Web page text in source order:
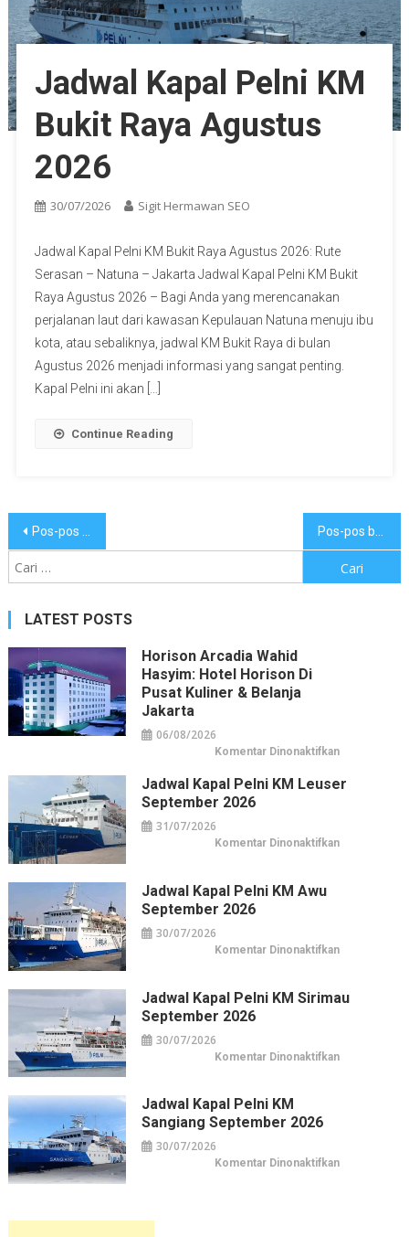
Jadwal Kapal Pelni KM
Bukit Raya Agustus
2026
30/07/2026 Sigit Hermawan SEO
Jadwal Kapal Pelni KM Bukit Raya Agustus 2026: Rute
Serasan – Natuna – Jakarta Jadwal Kapal Pelni KM Bukit
Raya Agustus 2026 – Bagi Anda yang merencanakan
perjalanan laut dari kawasan Kepulauan Natuna menuju ibu
kota, atau sebaliknya, jadwal KM Bukit Raya di bulan
Agustus 2026 menjadi informasi yang sangat penting.
Kapal Pelni ini akan […]
Continue Reading
Navigasi
pos
Pos-pos lama
Pos-pos baru
untuk:
LATEST POSTS
Horison Arcadia Wahid
Hasyim: Hotel Horison Di
Pusat Kuliner & Belanja
Jakarta
06/08/2026
Komentar Dinonaktifkanpada
Wahid
Pusat
Kuliner
Jadwal Kapal Pelni KM Leuser
September 2026
31/07/2026
Komentar Dinonaktifkanpada
Jadwal Kapal Pelni KM Awu
September 2026
30/07/2026
Komentar Dinonaktifkanpada
KM
Awu
Jadwal Kapal Pelni KM Sirimau
September 2026
30/07/2026
Komentar Dinonaktifkanpada
Jadwal Kapal Pelni KM
Sangiang September 2026
30/07/2026
Komentar Dinonaktifkanpada